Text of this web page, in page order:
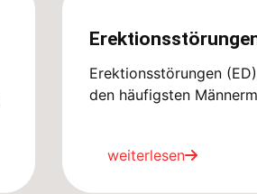
Erektionsstörungen
den häufigsten
weiterlesen